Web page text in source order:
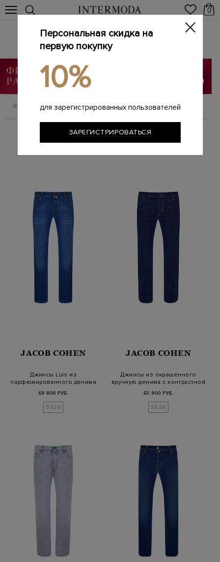
0
Мужские джинсы
Главная / Мужчинам /
ФИЛЬТРОВАТЬ СОРТИРОВАТЬ
JACOB COHEN
Джинсы Luis из
парфюмированного денима
69 800 РУБ.
SS26
JACOB COHEN
Джинсы из окрашенного
вручную денима с контрастной
63 900 РУБ.
SS26
Персональная скидка на
первую покупку
10%
для зарегистрированных пользователей
ЗАРЕГИСТРИРОВАТЬСЯ